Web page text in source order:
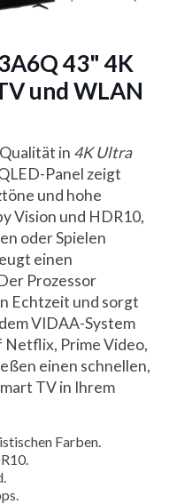
43" 4K
und WLAN
in 4K Ultra
Panel zeigt
und hohe
Vision und HDR10,
oder Spielen
einen
Prozessor
Echtzeit und sorgt
VIDAA-System
Netflix, Prime Video,
einen schnellen,
TV in Ihrem
Farben.